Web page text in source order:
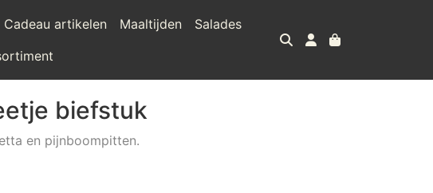
Cadeau artikelen Maaltijden
Salades
biefstuk
en pijnboompitten.